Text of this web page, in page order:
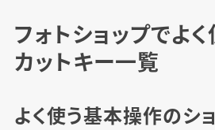
Photoshopのショートカッ
れてしまった場合の対処方法
まとめ
フォトショップでよ
カットキー一覧
よく使う基本操作のシ